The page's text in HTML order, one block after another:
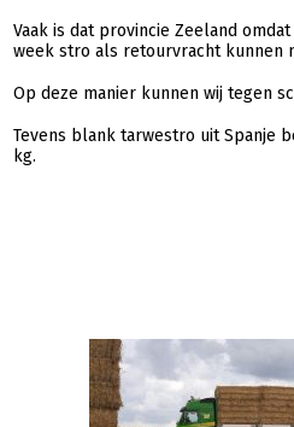
Vaak is dat provincie Zeeland
week stro als retourvracht kunnen
Op deze manier kunnen wij tegen
Tevens blank tarwestro uit Spanje
kg.